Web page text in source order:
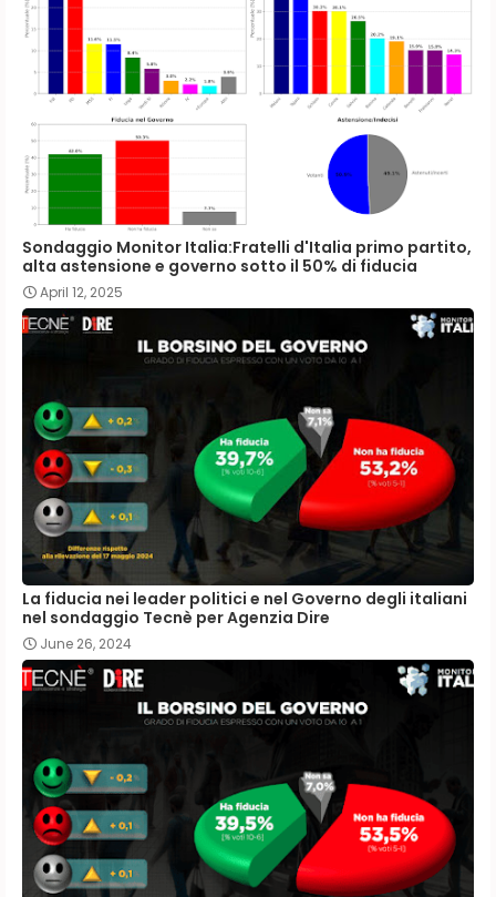
Sondaggio Monitor Italia:Fratelli d'Italia primo partito,
alta astensione e governo sotto il 50% di fiducia
April 12, 2025
La fiducia nei leader politici e nel Governo degli italiani
nel sondaggio Tecnè per Agenzia Dire
June 26, 2024